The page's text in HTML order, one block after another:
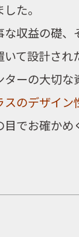
た。
収益の礎、
て設計され
ーの大切な
のデザイン
でお確かめ